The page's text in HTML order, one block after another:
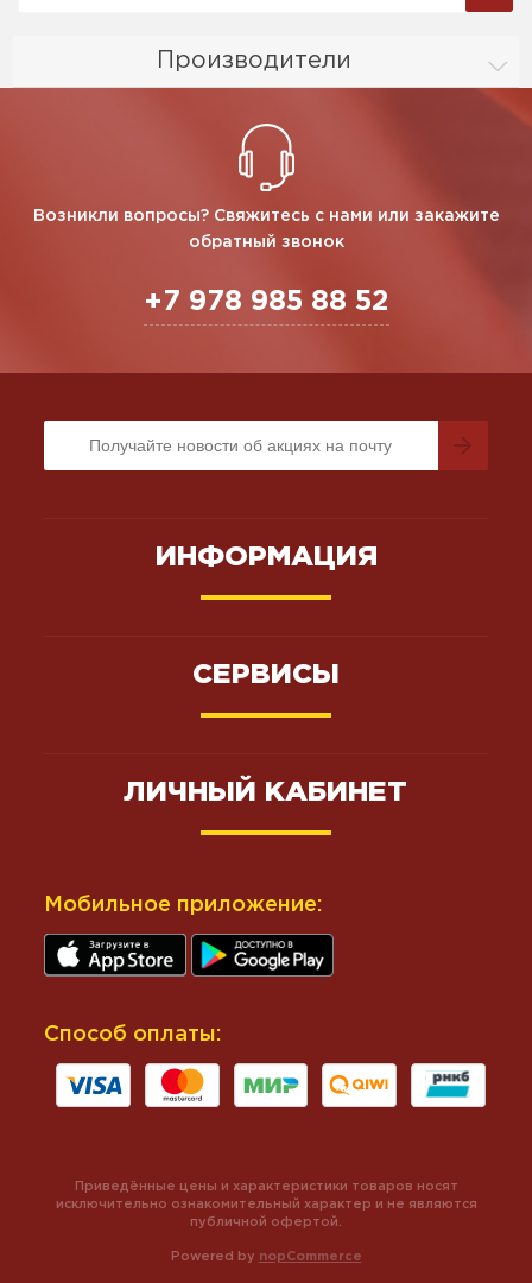
Производители
Возникли вопросы? Свяжитесь с нами или закажите
обратный звонок
+7 978 985 88 52
ИНФОРМАЦИЯ
СЕРВИСЫ
ЛИЧНЫЙ КАБИНЕТ
Мобильное приложение:
Способ оплаты:
Powered by nopCommerce
Приведённые цены и характеристики товаров носят
исключительно ознакомительный характер и не являются
публичной офертой.